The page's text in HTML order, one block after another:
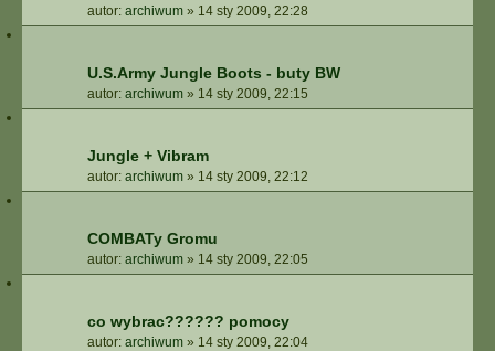
autor: archiwum » 14 sty 2009, 22:28
U.S.Army Jungle Boots - buty BW
autor: archiwum » 14 sty 2009, 22:15
Jungle + Vibram
autor: archiwum » 14 sty 2009, 22:12
COMBATy Gromu
autor: archiwum » 14 sty 2009, 22:05
co wybrac?????? pomocy
autor: archiwum » 14 sty 2009, 22:04